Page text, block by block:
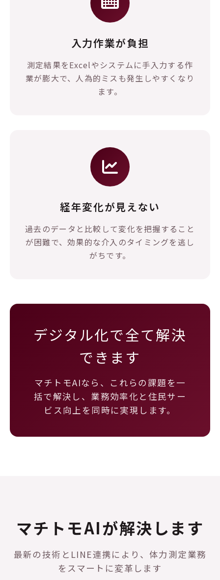
入力作業が負担
測定結果をExcelやシステムに手入力する作
業が膨大で、人為的ミスも発生しやすくなり
ます。
経年変化が見えない
過去のデータと比較して変化を把握すること
が困難で、効果的な介入のタイミングを逃し
がちです。
デジタル化で全て解決
できます
マチトモAIなら、これらの課題を一
括で解決し、業務効率化と住民サー
ビス向上を同時に実現します。
マチトモAIが解決します
最新の技術とLINE連携により、体力測定業務
をスマートに変革します